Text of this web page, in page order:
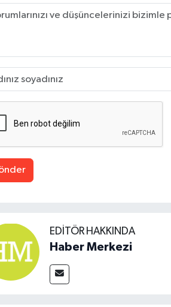
EDITÖR HAKKINDA
Haber Merkezi